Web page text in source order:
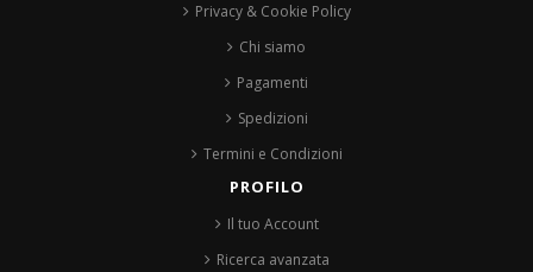
Privacy & Cookie Policy
Chi siamo
Pagamenti
Spedizioni
Termini e Condizioni
PROFILO
Il tuo Account
Ricerca avanzata